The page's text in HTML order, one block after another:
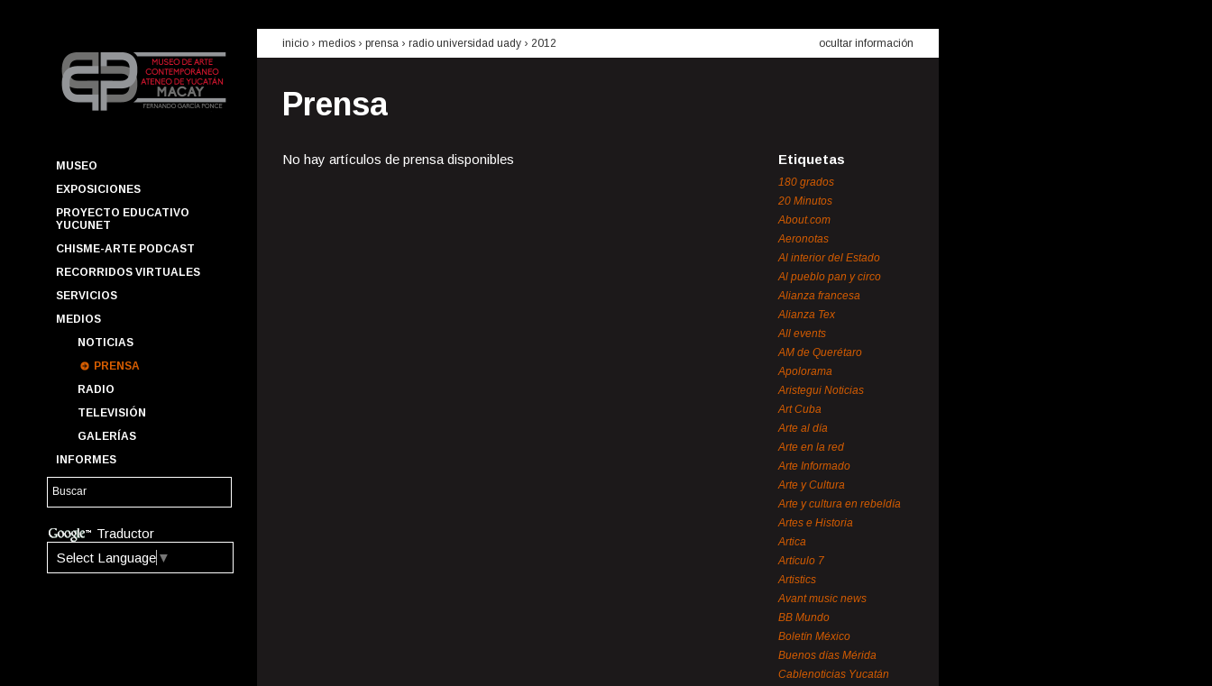
MUSEO
EXPOSICIONES
PROYECTO EDUCATIVO
YUCUNET
CHISME-ARTE PODCAST
RECORRIDOS VIRTUALES
SERVICIOS
MEDIOS
NOTICIAS
PRENSA
RADIO
TELEVISIÓN
GALERÍAS
INFORMES
Traductor
Select Language ▼
inicio › medios › prensa › radio universidad uady › 2012 ocultar información
Prensa
No hay artículos de prensa disponibles Etiquetas
180 grados
20 Minutos
About.com
Aeronotas
Al interior del Estado
Al pueblo pan y circo
Alianza francesa
Alianza Tex
All events
AM de Querétaro
Apolorama
Aristegui Noticias
Art Cuba
Arte al día
Arte en la red
Arte Informado
Arte y Cultura
Arte y cultura en rebeldía
Artes e Historia
Artica
Artículo 7
Artistics
Avant music news
BB Mundo
Boletín México
Buenos días Mérida
Cablenoticias Yucatán